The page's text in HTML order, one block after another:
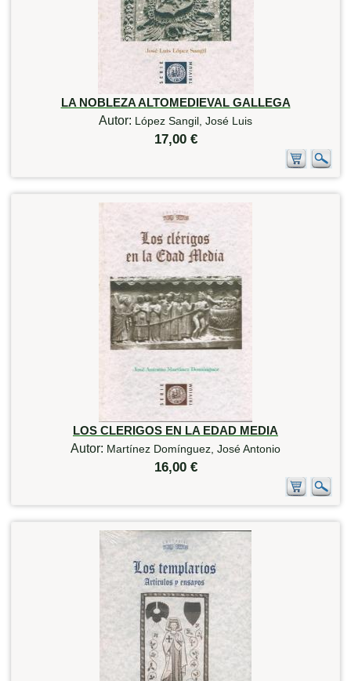
LA NOBLEZA ALTOMEDIEVAL GALLEGA
Autor: López Sangil, José Luis
17,00 €
LOS CLERIGOS EN LA EDAD MEDIA
Autor: Martínez Domínguez, José Antonio
16,00 €